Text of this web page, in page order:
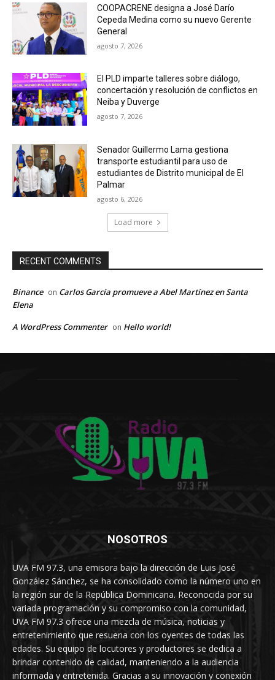
COOPACRENE designa a José Darío
Cepeda Medina como su nuevo Gerente
General
agosto 7, 2026
El PLD imparte talleres sobre diálogo,
concertación y resolución de conflictos en
Neiba y Duverge
agosto 7, 2026
Senador Guillermo Lama gestiona
transporte estudiantil para uso de
estudiantes de Distrito municipal de El
Palmar
agosto 6, 2026
Load more
RECENT COMMENTS
Binance on Carlos García promueve a Abel Martínez en Santa
Elena
A WordPress Commenter on Hello world!
NOSOTROS
UVA FM 97.3, una emisora bajo la dirección de Luis José
González Sánchez, se ha consolidado como la número uno en
la región sur de la República Dominicana. Reconocida por su
variada programación y su compromiso con la comunidad,
UVA FM 97.3 ofrece una mezcla de música, noticias y
entretenimiento que resuena con los oyentes de todas las
edades. Su equipo de locutores y productores se dedica a
brindar contenido de calidad, manteniendo a la audiencia
informada y entretenida. Gracias a su innovación y conexión